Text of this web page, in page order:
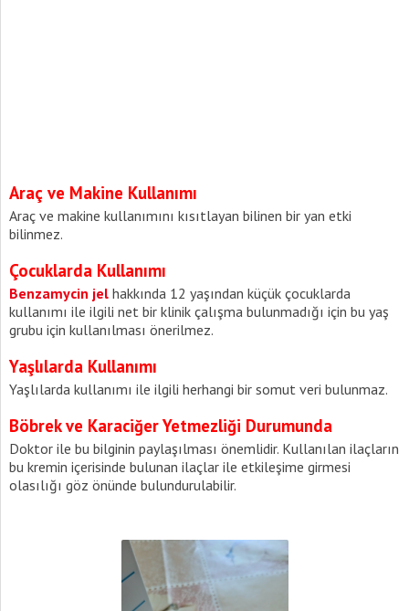
Araç ve Makine Kullanımı
Araç ve makine kullanımını kısıtlayan bilinen bir yan etki
bilinmez.
Çocuklarda Kullanımı
Benzamycin jel hakkında 12 yaşından küçük çocuklarda
kullanımı ile ilgili net bir klinik çalışma bulunmadığı için bu yaş
grubu için kullanılması önerilmez.
Yaşlılarda Kullanımı
Yaşlılarda kullanımı ile ilgili herhangi bir somut veri bulunmaz.
Böbrek ve Karaciğer Yetmezliği Durumunda
Doktor ile bu bilginin paylaşılması önemlidir. Kullanılan ilaçların
bu kremin içerisinde bulunan ilaçlar ile etkileşime girmesi
olasılığı göz önünde bulundurulabilir.